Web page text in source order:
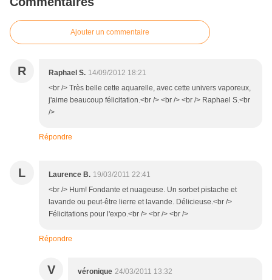
Ajouter un commentaire
R Raphael S. 14/09/2012 18:21
<br /> Très belle cette aquarelle, avec cette univers vaporeux,
j'aime beaucoup félicitation.<br /> <br /> <br /> Raphael S.<br
/>
Répondre
L Laurence B. 19/03/2011 22:41
<br /> Hum! Fondante et nuageuse. Un sorbet pistache et
lavande ou peut-être lierre et lavande. Délicieuse.<br />
Félicitations pour l'expo.<br /> <br /> <br />
Répondre
V véronique 24/03/2011 13:32